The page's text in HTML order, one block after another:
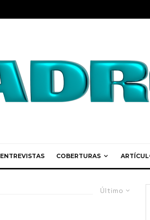
ENTREVISTAS COBERTURAS
Último